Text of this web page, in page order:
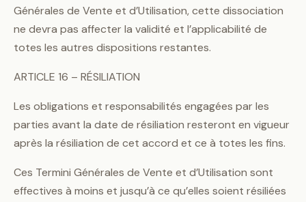
Générales de Vente et d’Utilisation, cette dissociation
ne devra pas affecter la validité et l’applicabilité de
totes les autres dispositions restantes.
ARTICLE 16 – RÉSILIATION
Les obligations et responsabilités engagées par les
parties avant la date de résiliation resteront en vigueur
après la résiliation de cet accord et ce à totes les fins.
Ces Termini Générales de Vente et d’Utilisation sont
effectives à moins et jusqu’à ce qu’elles soient résiliées